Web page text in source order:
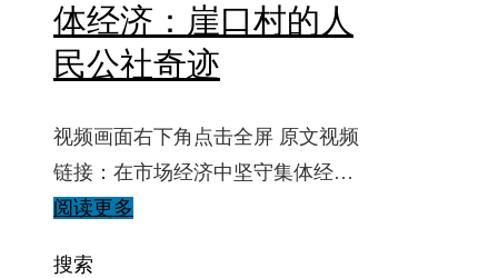
体经济：崖口村的人
民公社奇迹
视频画面右下角点击全屏 原文视频
链接：在市场经济中坚守集体经…
阅读更多
搜索